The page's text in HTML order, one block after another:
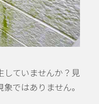
していませんか？見
ではありません。